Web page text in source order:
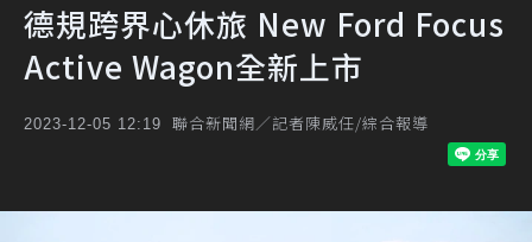
德規跨界心休旅 New Ford Focus
Active Wagon全新上市
2023-12-05 12:19 聯合新聞網／記者陳威任/綜合報導